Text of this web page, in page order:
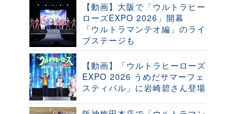
【動画】大阪で「ウルトラヒー
ローズEXPO 2026」開幕
「ウルトラマンテオ編」のライ
ブステージも
【動画】「ウルトラヒーローズ
EXPO 2026 うめだサマーフェ
スティバル」に岩崎碧さん登場